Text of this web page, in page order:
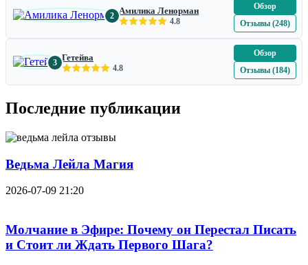
2 Амилика Ленорман
4.8
Обзор
Отзывы (248)
3 Гетейва
4.8
Обзор
Отзывы (184)
Последние публикации
Ведьма Лейла Магия
2026-07-09 21:20
Молчание в Эфире: Почему он Перестал Писать
и Стоит ли Ждать Первого Шага?